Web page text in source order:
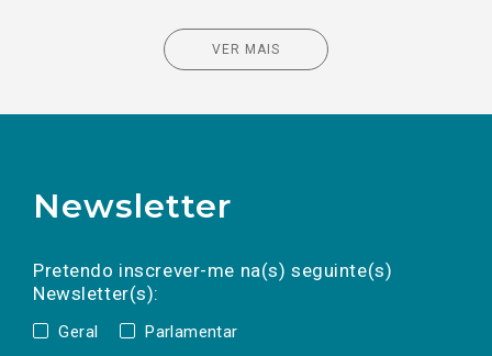
VER MAIS
Newsletter
Pretendo inscrever-me na(s) seguinte(s)
Newsletter(s):
Geral Parlamentar
a(s) newsletter(s).
mail